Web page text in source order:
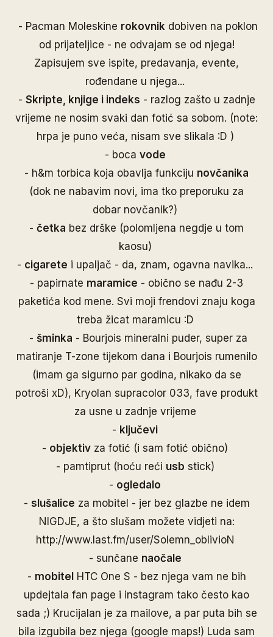
- Pacman Moleskine rokovnik dobiven na poklon
od prijateljice - ne odvajam se od njega!
Zapisujem sve ispite, predavanja, evente,
rođendane u njega...
- Skripte, knjige i indeks - razlog zašto u zadnje
vrijeme ne nosim svaki dan fotić sa sobom. (note:
hrpa je puno veća, nisam sve slikala :D )
- boca vode
- h&m torbica koja obavlja funkciju novčanika
(dok ne nabavim novi, ima tko preporuku za
dobar novčanik?)
- četka bez drške (polomljena negdje u tom
kaosu)
- cigarete i upaljač - da, znam, ogavna navika...
- papirnate maramice - obično se nađu 2-3
paketića kod mene. Svi moji frendovi znaju koga
treba žicat maramicu :D
- šminka - Bourjois mineralni puder, super za
matiranje T-zone tijekom dana i Bourjois rumenilo
(imam ga sigurno par godina, nikako da se
potroši xD), Kryolan supracolor 033, fave produkt
za usne u zadnje vrijeme
- ključevi
- objektiv za fotić (i sam fotić obično)
- pamtiprut (hoću reći usb stick)
- ogledalo
- slušalice za mobitel - jer bez glazbe ne idem
NIGDJE, a što slušam možete vidjeti na:
http://www.last.fm/user/Solemn_oblivioN
- sunčane naočale
- mobitel HTC One S - bez njega vam ne bih
updejtala fan page i instagram tako često kao
sada ;) Krucijalan je za mailove, a par puta bih se
bila izgubila bez njega (google maps!) Luda sam